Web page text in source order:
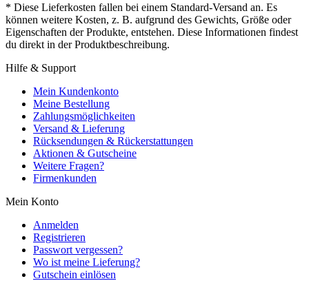
* Diese Lieferkosten fallen bei einem Standard-Versand an. Es
können weitere Kosten, z. B. aufgrund des Gewichts, Größe oder
Eigenschaften der Produkte, entstehen. Diese Informationen findest
du direkt in der Produktbeschreibung.
Hilfe & Support
Mein Kundenkonto
Meine Bestellung
Zahlungsmöglichkeiten
Versand & Lieferung
Rücksendungen & Rückerstattungen
Aktionen & Gutscheine
Weitere Fragen?
Firmenkunden
Mein Konto
Anmelden
Registrieren
Passwort vergessen?
Wo ist meine Lieferung?
Gutschein einlösen